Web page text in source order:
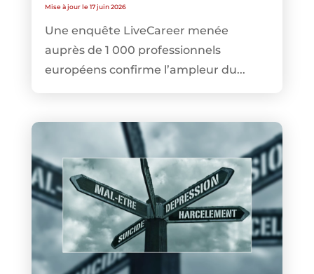
Mise à jour le 17 juin 2026
Une enquête LiveCareer menée
auprès de 1 000 professionnels
européens confirme l’ampleur du...